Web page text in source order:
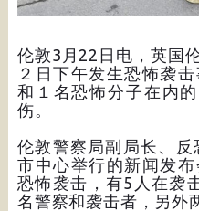
伦敦3月22日电，英国
２日下午发生恐怖袭
和１名恐怖分子在内
伤。
伦敦警察局副局长、反
市中心举行的新闻发
恐怖袭击，有5人在袭
名警察和袭击者，另外